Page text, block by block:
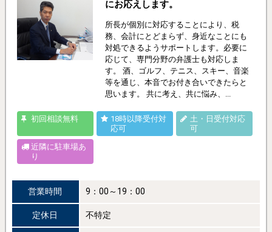
にお応えします。
所長が個別に対応することにより、税
務、会計にとどまらず、身近なことにも
対処できるようサポートします。必要に
応じて、専門分野の弁護士も対応しま
す。 酒、ゴルフ、テニス、スキー、音楽
等を通じ、本音でお付き合いできたらと
思います。 共に考え、共に悩み、...
初回相談無料
18時以降受付対
応可
土・日受付対応
可
近隣に駐車場あ
り
営業時間 9：00～19：00
定休日 不特定